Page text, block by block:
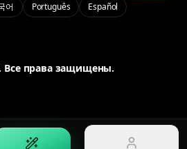
어 Português Español
Все права защищены.
Профессиональное качество и контроль Seedream 5.0